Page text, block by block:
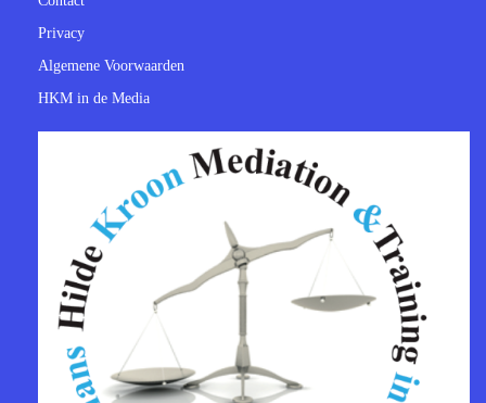
Privacy
Algemene Voorwaarden
HKM in de Media